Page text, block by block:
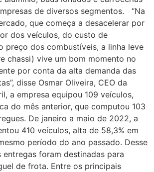
de diversos segmentos. “Na
que começa a desacelerar por
dos veículos, do custo de
preço dos combustíveis, a linha leve
chassi) vive um bom momento no
por conta da alta demanda das
disse Osmar Oliveira, CEO da
a empresa equipou 109 veículos,
do mês anterior, que computou 103
De janeiro a maio de 2022, a
410 veículos, alta de 58,3% em
período do ano passado. Desse
entregas foram destinadas para
de frota. Entre os principais